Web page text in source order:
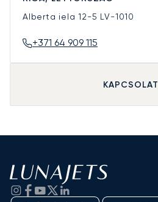
Alberta iela 12-5 LV-1010
+371 64 909 115
KAPCSOLAT